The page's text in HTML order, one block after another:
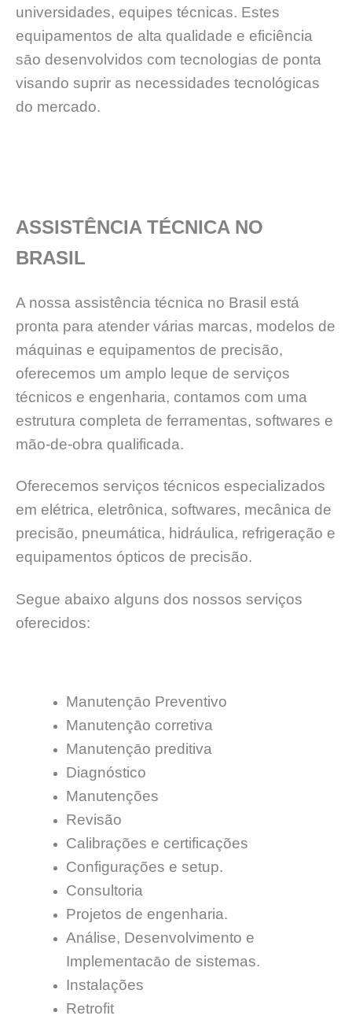
universidades, equipes técnicas. Estes
equipamentos de alta qualidade e eficiência
sāo desenvolvidos com tecnologias de ponta
visando suprir as necessidades tecnológicas
do mercado.
ASSISTÊNCIA TÉCNICA NO
BRASIL
A nossa assistência técnica no Brasil está
pronta para atender várias marcas, modelos de
máquinas e equipamentos de precisão,
oferecemos um amplo leque de serviços
técnicos e engenharia, contamos com uma
estrutura completa de ferramentas, softwares e
mão-de-obra qualificada.
Oferecemos serviços técnicos especializados
em elétrica, eletrônica, softwares, mecânica de
precisão, pneumática, hidráulica, refrigeração e
equipamentos ópticos de precisão.
Segue abaixo alguns dos nossos serviços
oferecidos:
Manutençāo Preventivo
Manutençāo corretiva
Manutençāo preditiva
Diagnóstico
Manutenções
Revisão
Calibrações e certificações
Configurações e setup.
Consultoria
Projetos de engenharia.
Análise, Desenvolvimento e
Implementacāo de sistemas.
Instalações
Retrofit